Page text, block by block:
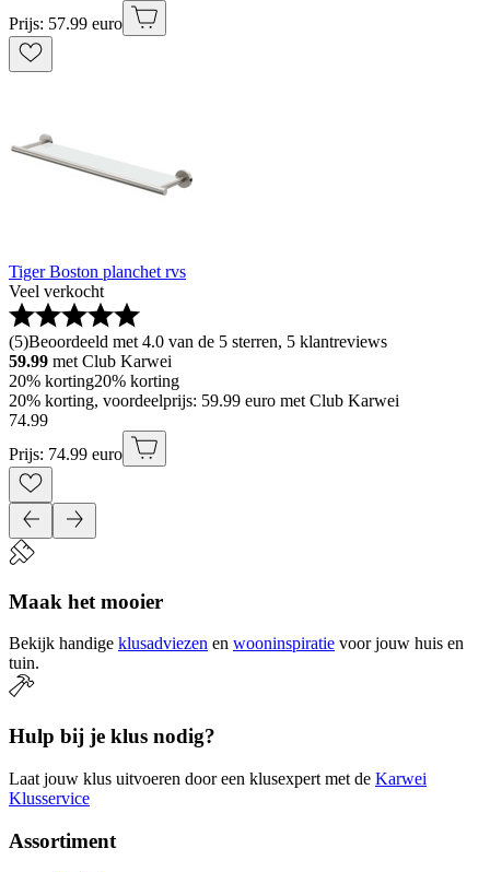
Prijs: 57.99 euro
Tiger Boston planchet rvs
Veel verkocht
(5)Beoordeeld met 4.0 van de 5 sterren, 5 klantreviews
59.99 met Club Karwei
20% korting20% korting
20% korting, voordeelprijs: 59.99 euro met Club Karwei
74.99
Prijs: 74.99 euro
Maak het mooier
Bekijk handige klusadviezen en wooninspiratie voor jouw huis en
tuin.
Hulp bij je klus nodig?
Laat jouw klus uitvoeren door een klusexpert met de Karwei
Klusservice
Assortiment